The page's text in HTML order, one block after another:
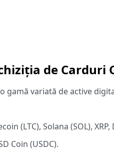
de Carduri
gamă variată de active
(LTC), Solana (SOL),
Coin (USDC).